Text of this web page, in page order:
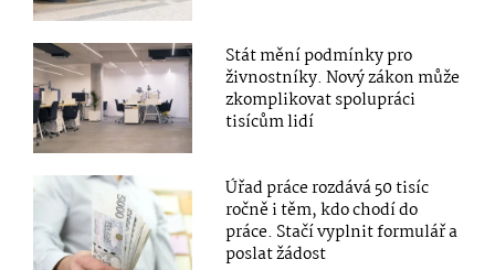
Stát mění podmínky pro
živnostníky. Nový zákon může
zkomplikovat spolupráci
tisícům lidí
Úřad práce rozdává 50 tisíc
ročně i těm, kdo chodí do
práce. Stačí vyplnit formulář a
poslat žádost